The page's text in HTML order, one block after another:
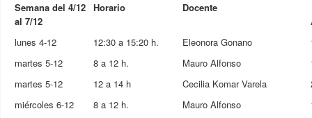
Semana del 4/12
al 7/12
Horario
Docente
lunes 4-12
12:30 a 15:20 h. Eleonora Gonano
martes 5-12
8 a 12 h. Mauro Alfonso
martes 5-12
12 a 14 h Cecilia Komar Varela
miércoles 6-12
8 a 12 h. Mauro Alfonso